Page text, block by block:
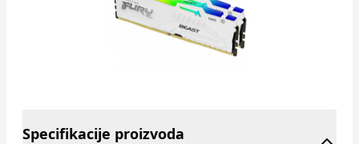
Specifikacije proizvoda